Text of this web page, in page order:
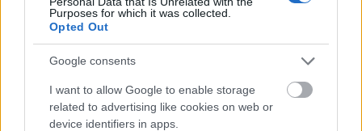
Purposes for which it was collected.
Opted Out
Google consents
I want to allow Google to enable storage
related to advertising like cookies on web or
device identifiers in apps.
Tizenegy meglévő csomópontot korszerűsít és négy új,
különszintű csomópontot hoz létre az MKIF az M1-es
bővítésénél.
Új gyalogosátkelők és jelzőlámpás
csomópont épül Angyalföldön